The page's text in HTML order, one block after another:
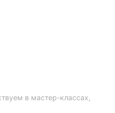
в мастер-классах,